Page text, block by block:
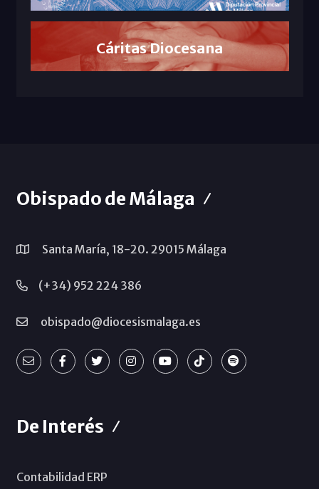
Cáritas Diocesana
Obispado de Málaga
Santa María, 18-20. 29015 Málaga
(+34) 952 224 386
obispado@diocesismalaga.es
De Interés
Contabilidad ERP